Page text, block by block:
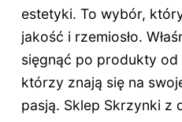
estetyki. To wybór,
jakość i rzemiosło.
sięgnąć po produkty
którzy znają się na
pasją. Sklep Skrzynki z